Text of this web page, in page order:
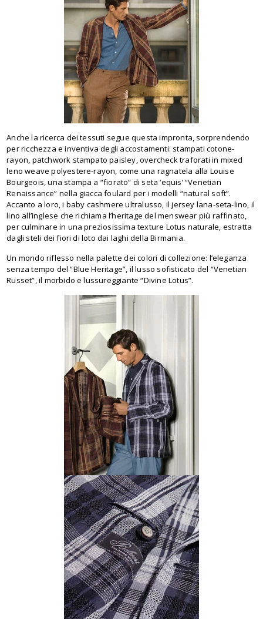
Anche la ricerca dei tessuti segue questa impronta, sorprendendo
per ricchezza e inventiva degli accostamenti: stampati cotone-
rayon, patchwork stampato paisley, overcheck traforati in mixed
leno weave polyestere-rayon, come una ragnatela alla Louise
Bourgeois, una stampa a “fiorato” di seta ‘equis’ “Venetian
Renaissance” nella giacca foulard per i modelli “natural soft”.
Accanto a loro, i baby cashmere ultralusso, il jersey lana-seta-lino, il
lino all’inglese che richiama l’heritage del menswear più raffinato,
per culminare in una preziosissima texture Lotus naturale, estratta
dagli steli dei fiori di loto dai laghi della Birmania.
Un mondo riflesso nella palette dei colori di collezione: l’eleganza
senza tempo del “Blue Heritage”, il lusso sofisticato del “Venetian
Russet”, il morbido e lussureggiante “Divine Lotus”.